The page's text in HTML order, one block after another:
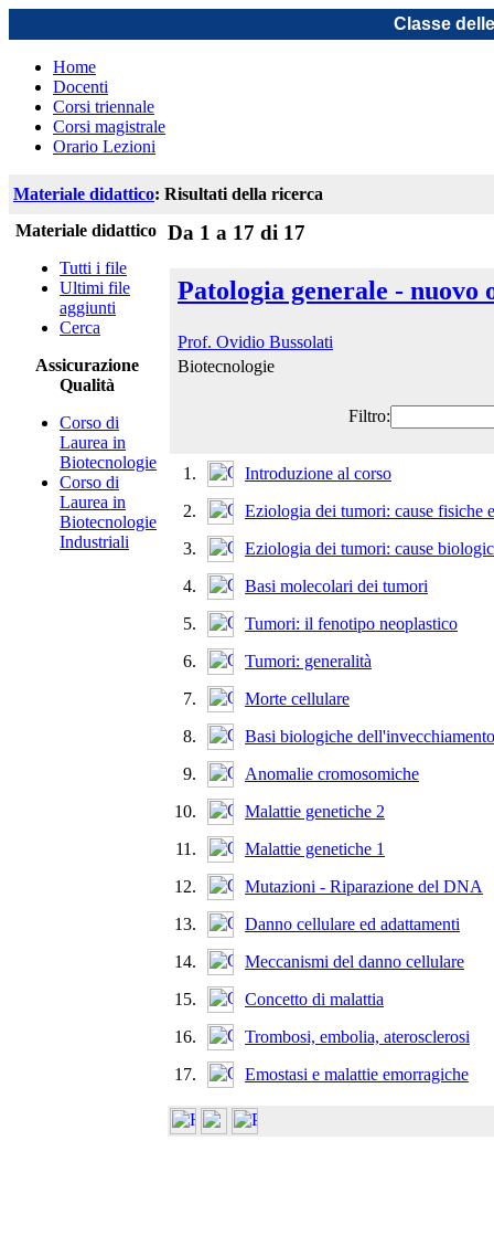
Classe
Home
Docenti
Corsi triennale
Corsi magistrale
Orario Lezioni
Materiale didattico: Risultati della ricerca
Materiale didattico
Tutti i file
Ultimi file
aggiunti
Cerca
Assicurazione
Qualità
Corso di
Laurea in
Biotecnologie
Corso di
Laurea in
Biotecnologie
Industriali
Da 1 a 17 di 17
Patologia generale - nuovo
Prof. Ovidio Bussolati
Biotecnologie
Filtro:
1.
Introduzione al corso
2.
Eziologia dei tumori: cause fisiche
3.
Eziologia dei tumori: cause
4.
Basi molecolari dei tumori
5.
Tumori: il fenotipo neoplastico
6.
Tumori: generalità
7.
Morte cellulare
8.
Basi biologiche dell'invecchiamento
9.
Anomalie cromosomiche
10.
Malattie genetiche 2
11.
Malattie genetiche 1
12.
Mutazioni - Riparazione del DNA
13.
Danno cellulare ed adattamenti
14.
Meccanismi del danno cellulare
15.
Concetto di malattia
16.
Trombosi, embolia, aterosclerosi
17.
Emostasi e malattie emorragiche